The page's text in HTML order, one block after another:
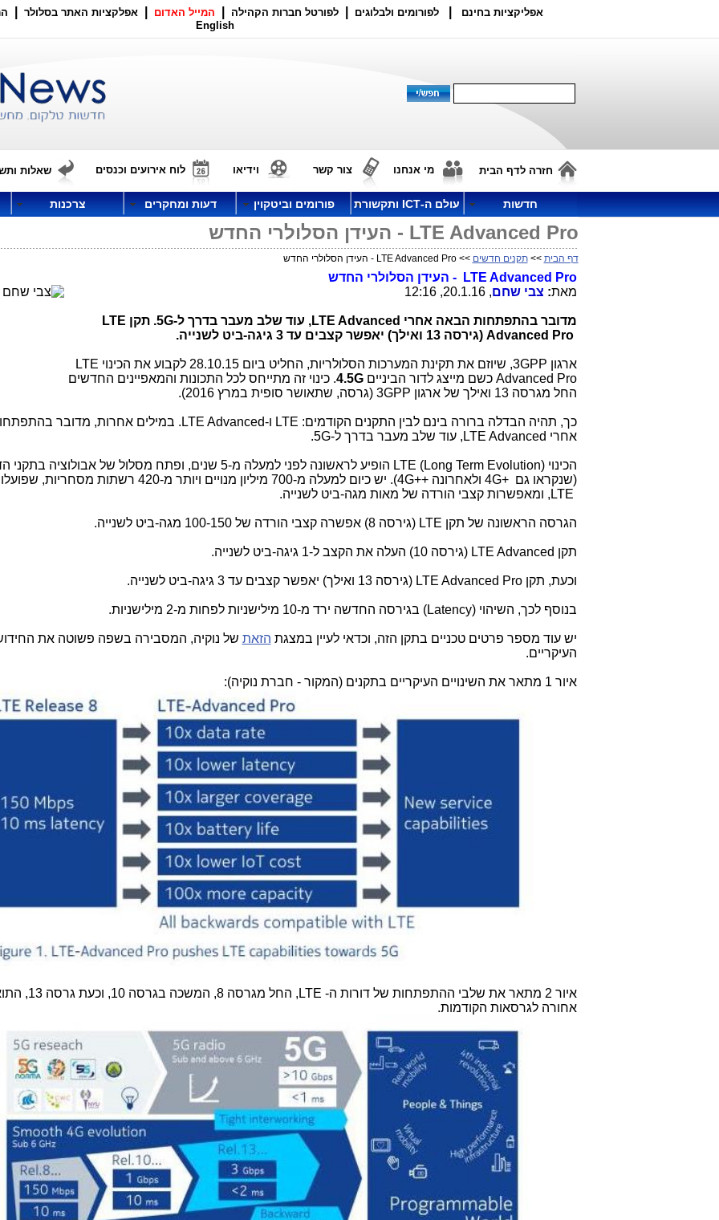
אפליקציות בחינם לפורומים ולבלוגים לפורטל חברות הקהילה המייל האדום אפלקציות האתר בסלולר
English
חזרה לדף הבית מי אנחנו צור קשר וידיאו לוח אירועים וכנסים שאלות
חדשות עולם ה-ICT ותקשורת פורומים וביטקוין דעות ומחקרים צרכנות
LTE Advanced Pro - העידן הסלולרי החדש
דף הבית >>תקנים חדשים >> LTE Advanced Pro - העידן הסלולרי החדש
LTE Advanced Pro - העידן הסלולרי החדש
מאת: צבי שחם, 20.1.16, 12:16
מדובר בהתפתחות הבאה אחרי LTE Advanced
, עוד שלב מעבר בדרך ל-5G. תקן LTE
Advanced Pro (גירסה 13 ואילך) יאפשר קצבים עד 3 גיגה-ביט לשנייה.
ארגון 3GPP, שיוזם את תקינת המערכות הסלולריות, החליט ביום 28.10.15 לקבוע את הכינוי
LTE
Advanced Pro כשם מייצג לדור הביניים4.5G. כינוי זה מתייחס לכל התכונות והמאפיינים החדשים
החל מגרסה 13 ואילך של ארגון
3GPP (גרסה, שתאושר סופית במרץ 2016).
כך, תהיה הבדלה ברורה בינם לבין התקנים הקודמים: LTE ו-LTE Advanced . במילים אחרות, מדובר
אחרי LTE Advanced , עוד שלב מעבר בדרך ל-5G
.
הכינויLTE (Long Term Evolution) הופיע לראשונה לפני למעלה מ-5 שנים, ופתח מסלול של אבולוציה בתקני הדור הרביעי
)שנקראו גם4G+ ולאחרונה(4G++. יש כיום למעלה מ-700 מיליון מנויים ויותר מ-420 רשתות מסחריות, שפועלות בתקני
LTE , ומאפשרות קצבי הורדה של מאות מגה-ביט לשנייה.
הגרסה הראשונה של תקן LTE(גירסה 8) אפשרה קצבי הורדה של 100-150 מגה-ביט לשנייה .
תקן LTE Advanced(גירסה 10) העלה את הקצב ל-1 גיגה-ביט לשנייה.
וכעת, תקן LTE Advanced Pro(גירסה 13 ואילך) יאפשר קצבים עד 3 גיגה-ביט לשנייה.
בנוסף לכך, השיהוי (Latency) בגירסה החדשה ירד מ-10 מילישניות לפחות מ-2 מילישניות .
יש עוד מספר פרטים טכניים בתקן הזה, וכדאי לעיין במצגת הזאת של נוקיה, המסבירה בשפה פשוטה את
העיקריים.
איור 1 מתאר את השינויים העיקריים בתקנים (המקור - חברת נוקיה):
איור 2 מתאר את שלבי ההתפתחות של דורות ה- LTE
, החל מגרסה 8, המשכה
אחורה לגרסאות הקודמות.